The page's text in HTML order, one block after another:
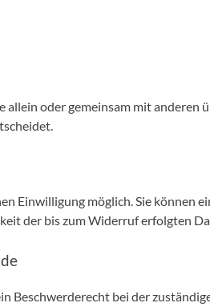
oder gemeinsam mit anderen
Einwilligung möglich. Sie können
der bis zum Widerruf erfolgten
Beschwerderecht bei der